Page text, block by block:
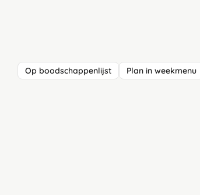
Op boodschappenlijst Plan in weekmenu